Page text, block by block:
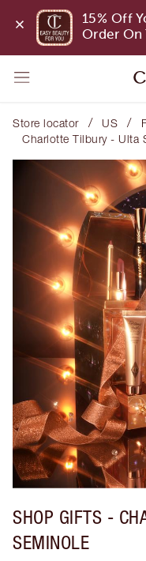
15% Off
Order On
Store locator / US /
Charlotte Tilbury - Ulta
SHOP GIFTS -
SEMINOLE